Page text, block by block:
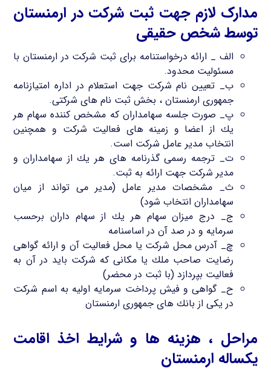
مدارک لازم جهت ثبت شرکت در ارمنستان
توسط شخص حقیقی
الف _ ارائه درخواستنامه برای ثبت شرکت در ارمنستان با
مسئولیت محدود.
ب_ تعیین نام شركت جهت استعلام در اداره امتیازنامه
جمهوری ارمنستان ، بخش ثبت نام های شركتی.
پ_ صورت جلسه سهامداران كه مشخص كننده سهام هر
یك از اعضا و زمینه های فعالیت شركت و همچنین
انتخاب مدیر عامل شركت است.
ت_ ترجمه رسمی گذرنامه های هر یك از سهامداران و
مدیر شركت جهت ارائه به ثبت.
ث_ مشخصات مدیر عامل (مدیر می تواند از میان
سهامداران انتخاب شود)
ج_ درج میزان سهام هر یك از سهام داران برحسب
سرمایه و در صد آن در اساسنامه
چ_ آدرس محل شركت یا محل فعالیت آن و ارائه گواهی
رضایت صاحب ملك یا مكانی كه شركت باید در آن به
فعالیت بپردازد (با ثبت در محضر)
ح_ گواهی و فیش پرداخت سرمایه اولیه به اسم شركت
در یكی از بانك های جمهوری ارمنستان
مراحل ، هزینه ها و شرایط اخذ اقامت
یکساله ارمنستان